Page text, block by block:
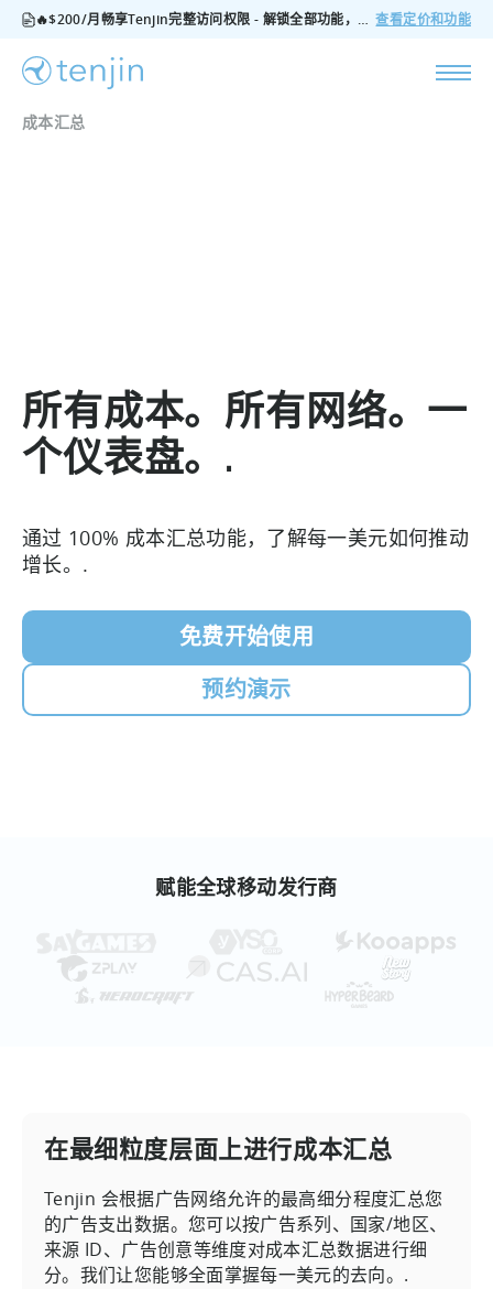
🔥$200/月畅享Tenjin完整访问权限 - 解锁全部功能，无隐藏费用，随时可取消 查看定价和功能
成本汇总
所有成本。所有网络。一
个仪表盘。.
通过 100% 成本汇总功能，了解每一美元如何推动
增长。.
免费开始使用
预约演示
赋能全球移动发行商
在最细粒度层面上进行成本汇总
Tenjin 会根据广告网络允许的最高细分程度汇总您
的广告支出数据。您可以按广告系列、国家/地区、
来源 ID、广告创意等维度对成本汇总数据进行细
分。我们让您能够全面掌握每一美元的去向。.